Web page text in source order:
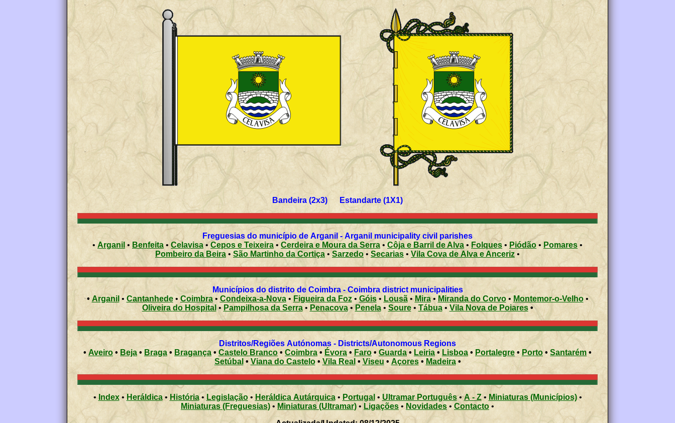
Bandeira (2x3) Estandarte (1X1)
Freguesias do município de Arganil - Arganil municipality civil parishes
• Arganil • Benfeita • Celavisa •Cepos e Teixeira • Cerdeira e Moura da Serra • Côja e Barril de Alva • Folques • Piódão • Pomares •
Pombeiro da Beira • São Martinho da Cortiça • Sarzedo • Secarias • Vila Cova de Alva e Anceriz •
Municípios do distrito de Coimbra - Coimbra district municipalities
• Arganil • Cantanhede• Coimbra• Condeixa-a-Nova• Figueira da Foz• Góis• Lousã• Mira• Miranda do Corvo•Montemor-o-Velho•
Oliveira do Hospital • Pampilhosa da Serra• Penacova•Penela• Soure•Tábua• Vila Nova de Poiares•
Distritos/Regiões Autónomas - Districts/Autonomous Regions
• Aveiro • Beja • Braga• Bragança • Castelo Branco • Coimbra • Évora•Faro • Guarda • Leiria • Lisboa • Portalegre• Porto• Santarém •
Setúbal • Viana do Castelo•Vila Real • Viseu • Açores • Madeira •
•Index• Heráldica• História • Legislação • Heráldica Autárquica• Portugal • Ultramar Português•A - Z• Miniaturas (Municípios)•
Miniaturas (Freguesias) • Miniaturas (Ultramar) • Ligações • Novidades • Contacto •